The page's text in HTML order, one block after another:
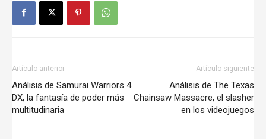
Artículo anterior
Análisis de Samurai Warriors 4
DX, la fantasía de poder más
multitudinaria
Artículo siguiente
Análisis de The Texas
Chainsaw Massacre, el slasher
en los videojuegos